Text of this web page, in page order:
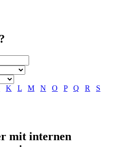
K L M N O P Q R
S
mit internen